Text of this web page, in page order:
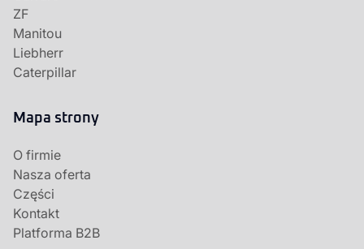
ZF
Manitou
Liebherr
Caterpillar
Mapa strony
O firmie
Nasza oferta
Części
Kontakt
Platforma B2B